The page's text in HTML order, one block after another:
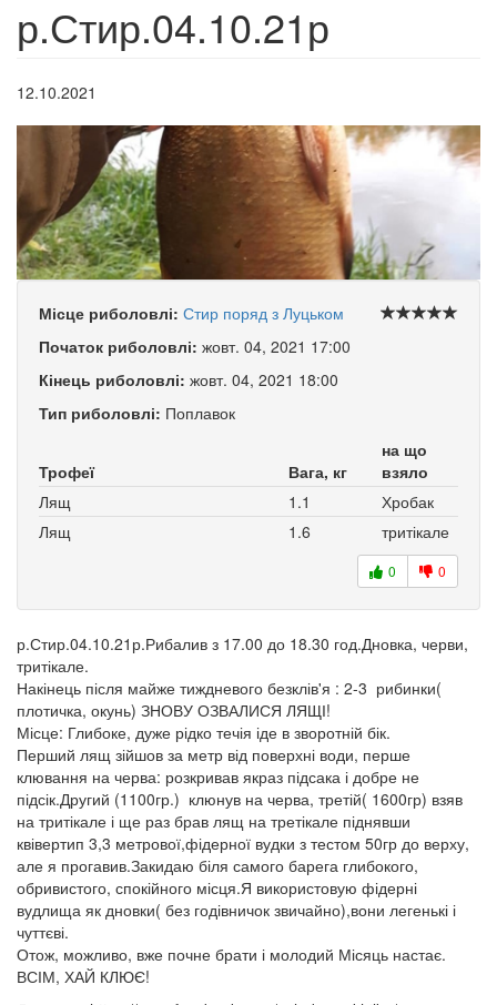
р.Стир.04.10.21р
12.10.2021
Місце риболовлі: Стир поряд з Луцьком
Початок риболовлі: жовт. 04, 2021 17:00
Кінець риболовлі: жовт. 04, 2021 18:00
Тип риболовлі: Поплавок
Трофеї Вага, кг
на що
взяло
Лящ
1.1
Хробак
Лящ
1.6 тритікале
0 0
р.Стир.04.10.21р.Рибалив з 17.00 до 18.30 год.Дновка, черви,
тритікале.
Накінець після майже тиждневого безклів'я : 2-3 рибинки(
плотичка, окунь) ЗНОВУ ОЗВАЛИСЯ ЛЯЩІ!
Місце: Глибоке, дуже рідко течія іде в зворотній бік.
Перший лящ зійшов за метр від поверхні води, перше
клювання на черва: розкривав якраз підсака і добре не
підсік.Другий (1100гр.) клюнув на черва, третій( 1600гр) взяв
на тритікале і ще раз брав лящ на третікале піднявши
квівертип 3,3 метрової,фідерної вудки з тестом 50гр до верху,
але я прогавив.Закидаю біля самого барега глибокого,
обривистого, спокійного місця.Я використовую фідерні
вудлища як дновки( без годівничок звичайно),вони легенькі і
чуттєві.
Отож, можливо, вже почне брати і молодий Місяць настає.
ВСІМ, ХАЙ КЛЮЄ!